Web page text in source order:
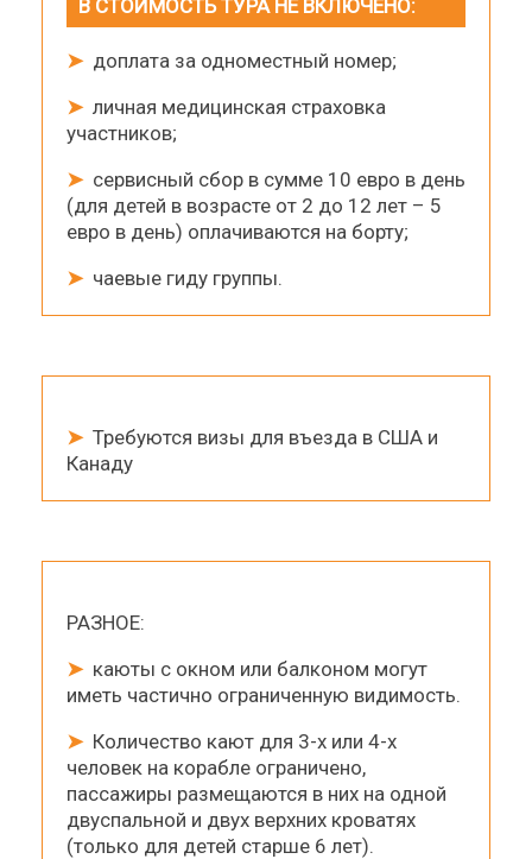
В СТОИМОСТЬ ТУРА НЕ ВКЛЮЧЕНО:
➤доплата за одноместный номер;
➤личная медицинская страховка
участников;
➤сервисный сбор в сумме 10 евро в день
(для детей в возрасте от 2 до 12 лет – 5
евро в день) оплачиваются на борту;
➤чаевые гиду группы.
➤ Требуются визы для въезда в США и
Канаду
РАЗНОЕ:
➤ каюты с окном или балконом могут
иметь частично ограниченную видимость.
➤ Количество кают для 3-х или 4-х
человек на корабле ограничено,
пассажиры размещаются в них на одной
двуспальной и двух верхних кроватях
(только для детей старше 6 лет).